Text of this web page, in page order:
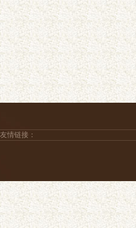
友情链接：